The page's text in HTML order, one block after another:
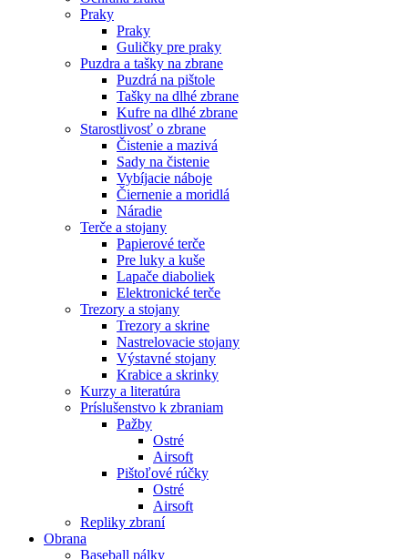
Praky
Praky
Guličky pre praky
Puzdra a tašky na zbrane
Puzdrá na pištole
Tašky na dlhé zbrane
Kufre na dlhé zbrane
Starostlivosť o zbrane
Čistenie a mazivá
Sady na čistenie
Vybíjacie náboje
Čiernenie a moridlá
Náradie
Terče a stojany
Papierové terče
Pre luky a kuše
Lapače diaboliek
Elektronické terče
Trezory a stojany
Trezory a skrine
Nastrelovacie stojany
Výstavné stojany
Krabice a skrinky
Kurzy a literatúra
Príslušenstvo k zbraniam
Pažby
Ostré
Airsoft
Pištoľové rúčky
Ostré
Airsoft
Repliky zbraní
Obrana
Baseball pálky